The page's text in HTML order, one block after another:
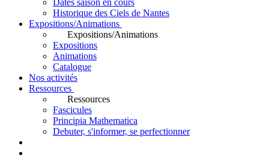
Dates saison en cours
Historique des Ciels de Nantes
Expositions/Animations
Expositions/Animations
Expositions
Animations
Catalogue
Nos activités
Ressources
Ressources
Fascicules
Principia Mathematica
Debuter, s'informer, se perfectionner